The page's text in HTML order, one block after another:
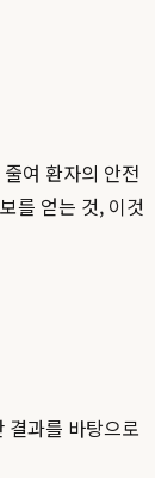
여 환자의 안전
를 얻는 것, 이것
결과를 바탕으로